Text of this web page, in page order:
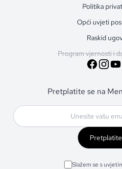
Politika
Opći uvjeti
Raskid
Program vjernosti i
Pretplatite se na
Slažem se s